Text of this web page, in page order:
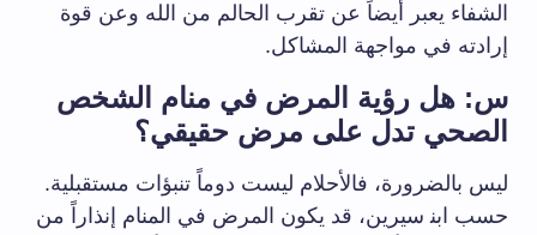
الشفاء يعبر أيضاً عن تقرب الحالم من الله ‌وعن قوة‌
إرادته في مواجهة المشاكل.
س: هل رؤية المرض في منام الشخص
الصحي تدل على مرض حقيقي؟
ليس بالضرورة، فالأحلام ليست دوماً تنبؤات مستقبلية.
حسب ابن‍ سيرين، قد يكون المرض في المنام إنذاراً من